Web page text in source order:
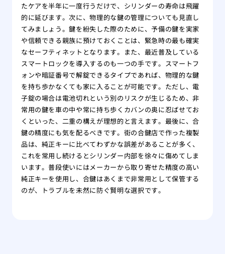
たケアを半年に一度行うだけで、シリンダーの寿命は飛躍
的に延びます。次に、物理的な鍵の管理についても見直し
てみましょう。鍵を紛失した際のために、予備の鍵を実家
や信頼できる親族に預けておくことは、緊急時の最も確実
なセーフティネットとなります。また、最近普及している
スマートロックを導入するのも一つの手です。スマートフ
ォンや暗証番号で解錠できるタイプであれば、物理的な鍵
を持ち歩かなくても家に入ることが可能です。ただし、電
子錠の場合は電池切れという別のリスクが生じるため、非
常用の鍵を車の中や常に持ち歩くカバンの奥に忍ばせてお
くといった、二重の構えが理想的と言えます。最後に、合
鍵の精度にも気を配るべきです。街の合鍵店で作った複製
品は、純正キーに比べてわずかな誤差があることが多く、
これを常用し続けるとシリンダー内部を徐々に傷めてしま
います。普段使いにはメーカーから取り寄せた精度の高い
純正キーを使用し、合鍵はあくまで非常用として保管する
のが、トラブルを未然に防ぐ賢明な選択です。